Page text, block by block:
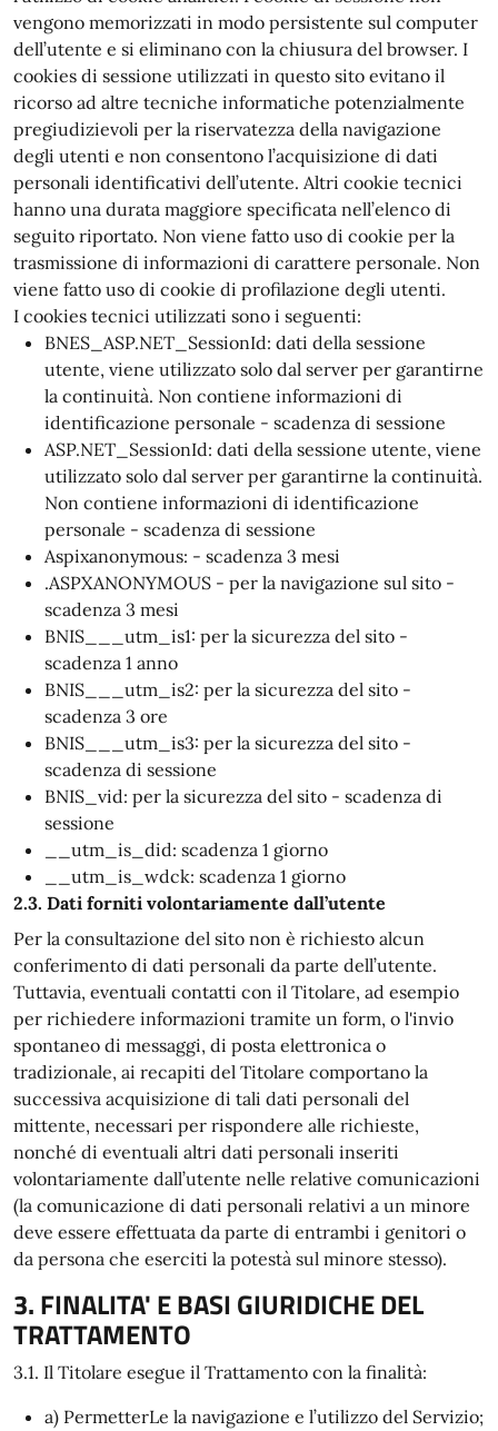
vengono memorizzati in modo persistente sul computer
dell’utente e si eliminano con la chiusura del browser. I
cookies di sessione utilizzati in questo sito evitano il
ricorso ad altre tecniche informatiche potenzialmente
pregiudizievoli per la riservatezza della navigazione
degli utenti e non consentono l’acquisizione di dati
personali identificativi dell’utente. Altri cookie tecnici
hanno una durata maggiore specificata nell’elenco di
seguito riportato. Non viene fatto uso di cookie per la
trasmissione di informazioni di carattere personale. Non
viene fatto uso di cookie di profilazione degli utenti.
I cookies tecnici utilizzati sono i seguenti:
BNES_ASP.NET_SessionId: dati della sessione
utente, viene utilizzato solo dal server per garantirne
la continuità. Non contiene informazioni di
identificazione personale - scadenza di sessione
ASP.NET_SessionId: dati della sessione utente, viene
utilizzato solo dal server per garantirne la continuità.
Non contiene informazioni di identificazione
personale - scadenza di sessione
Aspixanonymous: - scadenza 3 mesi
.ASPXANONYMOUS - per la navigazione sul sito -
scadenza 3 mesi
BNIS___utm_is1: per la sicurezza del sito -
scadenza 1 anno
BNIS___utm_is2: per la sicurezza del sito -
scadenza 3 ore
BNIS___utm_is3: per la sicurezza del sito -
scadenza di sessione
BNIS_vid: per la sicurezza del sito - scadenza di
sessione
__utm_is_did: scadenza 1 giorno
__utm_is_wdck: scadenza 1 giorno
2.3. Dati forniti volontariamente dall’utente
Per la consultazione del sito non è richiesto alcun
conferimento di dati personali da parte dell’utente.
Tuttavia, eventuali contatti con il Titolare, ad esempio
per richiedere informazioni tramite un form, o l'invio
spontaneo di messaggi, di posta elettronica o
tradizionale, ai recapiti del Titolare comportano la
successiva acquisizione di tali dati personali del
mittente, necessari per rispondere alle richieste,
nonché di eventuali altri dati personali inseriti
volontariamente dall’utente nelle relative comunicazioni
(la comunicazione di dati personali relativi a un minore
deve essere effettuata da parte di entrambi i genitori o
da persona che eserciti la potestà sul minore stesso).
3. FINALITA' E BASI GIURIDICHE DEL
TRATTAMENTO
3.1. Il Titolare esegue il Trattamento con la finalità:
a) PermetterLe la navigazione e l’utilizzo del Servizio;